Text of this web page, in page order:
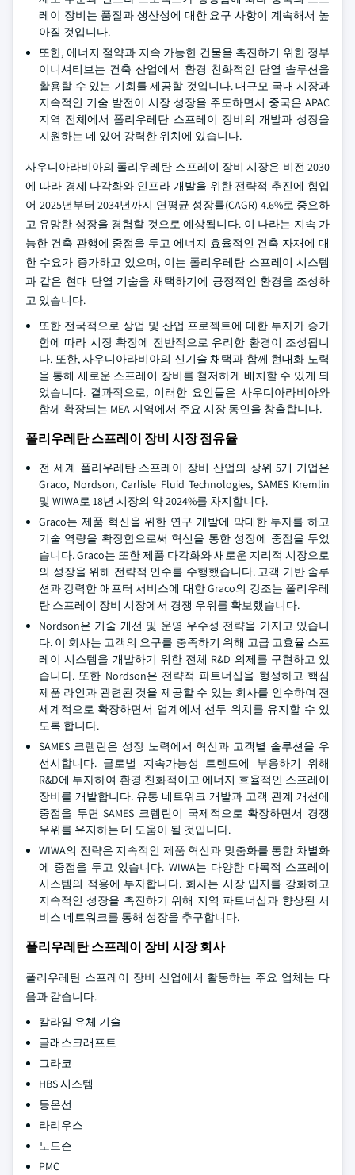
레이 장비는 품질과 생산성에 대한 요구 사항이 계속해서 높
아질 것입니다.
또한, 에너지 절약과 지속 가능한 건물을 촉진하기 위한 정부
이니셔티브는 건축 산업에서 환경 친화적인 단열 솔루션을
활용할 수 있는 기회를 제공할 것입니다. 대규모 국내 시장과
지속적인 기술 발전이 시장 성장을 주도하면서 중국은 APAC
지역 전체에서 폴리우레탄 스프레이 장비의 개발과 성장을
지원하는 데 있어 강력한 위치에 있습니다.
사우디아라비아의 폴리우레탄 스프레이 장비 시장은 비전 2030
에 따라 경제 다각화와 인프라 개발을 위한 전략적 추진에 힘입
어 2025년부터 2034년까지 연평균 성장률(CAGR) 4.6%로 중요하
고 유망한 성장을 경험할 것으로 예상됩니다. 이 나라는 지속 가
능한 건축 관행에 중점을 두고 에너지 효율적인 건축 자재에 대
한 수요가 증가하고 있으며, 이는 폴리우레탄 스프레이 시스템
과 같은 현대 단열 기술을 채택하기에 긍정적인 환경을 조성하
고 있습니다.
또한 전국적으로 상업 및 산업 프로젝트에 대한 투자가 증가
함에 따라 시장 확장에 전반적으로 유리한 환경이 조성됩니
다. 또한, 사우디아라비아의 신기술 채택과 함께 현대화 노력
을 통해 새로운 스프레이 장비를 철저하게 배치할 수 있게 되
었습니다. 결과적으로, 이러한 요인들은 사우디아라비아와
함께 확장되는 MEA 지역에서 주요 시장 동인을 창출합니다.
폴리우레탄 스프레이 장비 시장 점유율
전 세계 폴리우레탄 스프레이 장비 산업의 상위 5개 기업은
Graco, Nordson, Carlisle Fluid Technologies, SAMES Kremlin
및 WIWA로 18년 시장의 약 2024%를 차지합니다.
Graco는 제품 혁신을 위한 연구 개발에 막대한 투자를 하고
기술 역량을 확장함으로써 혁신을 통한 성장에 중점을 두었
습니다. Graco는 또한 제품 다각화와 새로운 지리적 시장으로
의 성장을 위해 전략적 인수를 수행했습니다. 고객 기반 솔루
션과 강력한 애프터 서비스에 대한 Graco의 강조는 폴리우레
탄 스프레이 장비 시장에서 경쟁 우위를 확보했습니다.
Nordson은 기술 개선 및 운영 우수성 전략을 가지고 있습니
다. 이 회사는 고객의 요구를 충족하기 위해 고급 고효율 스프
레이 시스템을 개발하기 위한 전체 R&D 의제를 구현하고 있
습니다. 또한 Nordson은 전략적 파트너십을 형성하고 핵심
제품 라인과 관련된 것을 제공할 수 있는 회사를 인수하여 전
세계적으로 확장하면서 업계에서 선두 위치를 유지할 수 있
도록 합니다.
SAMES 크렘린은 성장 노력에서 혁신과 고객별 솔루션을 우
선시합니다. 글로벌 지속가능성 트렌드에 부응하기 위해
R&D에 투자하여 환경 친화적이고 에너지 효율적인 스프레이
장비를 개발합니다. 유통 네트워크 개발과 고객 관계 개선에
중점을 두면 SAMES 크렘린이 국제적으로 확장하면서 경쟁
우위를 유지하는 데 도움이 될 것입니다.
WIWA의 전략은 지속적인 제품 혁신과 맞춤화를 통한 차별화
에 중점을 두고 있습니다. WIWA는 다양한 다목적 스프레이
시스템의 적용에 투자합니다. 회사는 시장 입지를 강화하고
지속적인 성장을 촉진하기 위해 지역 파트너십과 향상된 서
비스 네트워크를 통해 성장을 추구합니다.
폴리우레탄 스프레이 장비 시장 회사
폴리우레탄 스프레이 장비 산업에서 활동하는 주요 업체는 다
음과 같습니다.
칼라일 유체 기술
글래스크래프트
그라코
HBS 시스템
등온선
라리우스
노드슨
PMC